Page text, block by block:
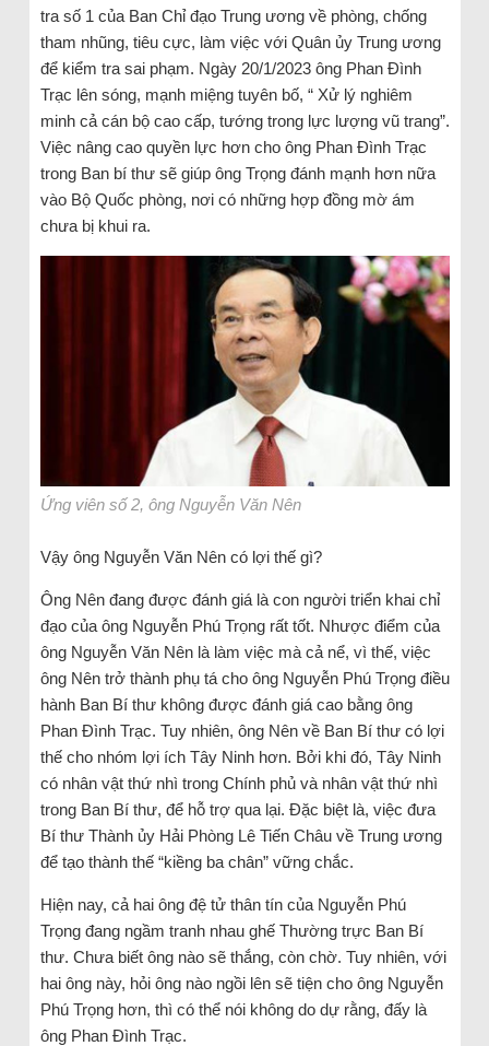
tra số 1 của Ban Chỉ đạo Trung ương về phòng, chống
tham nhũng, tiêu cực, làm việc với Quân ủy Trung ương
để kiểm tra sai phạm. Ngày 20/1/2023 ông Phan Đình
Trạc lên sóng, mạnh miệng tuyên bố, “ Xử lý nghiêm
minh cả cán bộ cao cấp, tướng trong lực lượng vũ trang”.
Việc nâng cao quyền lực hơn cho ông Phan Đình Trạc
trong Ban bí thư sẽ giúp ông Trọng đánh mạnh hơn nữa
vào Bộ Quốc phòng, nơi có những hợp đồng mờ ám
chưa bị khui ra.
Ứng viên số 2, ông Nguyễn Văn Nên
Vậy ông Nguyễn Văn Nên có lợi thế gì?
Ông Nên đang được đánh giá là con người triển khai chỉ
đạo của ông Nguyễn Phú Trọng rất tốt. Nhược điểm của
ông Nguyễn Văn Nên là làm việc mà cả nể, vì thế, việc
ông Nên trở thành phụ tá cho ông Nguyễn Phú Trọng điều
hành Ban Bí thư không được đánh giá cao bằng ông
Phan Đình Trạc. Tuy nhiên, ông Nên về Ban Bí thư có lợi
thế cho nhóm lợi ích Tây Ninh hơn. Bởi khi đó, Tây Ninh
có nhân vật thứ nhì trong Chính phủ và nhân vật thứ nhì
trong Ban Bí thư, để hỗ trợ qua lại. Đặc biệt là, việc đưa
Bí thư Thành ủy Hải Phòng Lê Tiến Châu về Trung ương
để tạo thành thế “kiềng ba chân” vững chắc.
Hiện nay, cả hai ông đệ tử thân tín của Nguyễn Phú
Trọng đang ngầm tranh nhau ghế Thường trực Ban Bí
thư. Chưa biết ông nào sẽ thắng, còn chờ. Tuy nhiên, với
hai ông này, hỏi ông nào ngồi lên sẽ tiện cho ông Nguyễn
Phú Trọng hơn, thì có thể nói không do dự rằng, đấy là
ông Phan Đình Trạc.